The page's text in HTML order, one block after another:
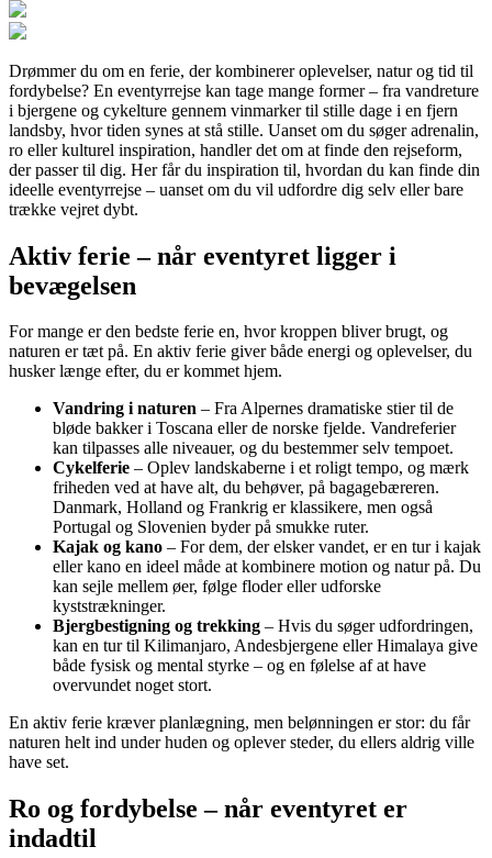
Drømmer du om en ferie, der kombinerer oplevelser, natur og tid til
fordybelse? En eventyrrejse kan tage mange former – fra vandreture
i bjergene og cykelture gennem vinmarker til stille dage i en fjern
landsby, hvor tiden synes at stå stille. Uanset om du søger adrenalin,
ro eller kulturel inspiration, handler det om at finde den rejseform,
der passer til dig. Her får du inspiration til, hvordan du kan finde din
ideelle eventyrrejse – uanset om du vil udfordre dig selv eller bare
trække vejret dybt.
Aktiv ferie – når eventyret ligger i
bevægelsen
For mange er den bedste ferie en, hvor kroppen bliver brugt, og
naturen er tæt på. En aktiv ferie giver både energi og oplevelser, du
husker længe efter, du er kommet hjem.
Vandring i naturen – Fra Alpernes dramatiske stier til de
bløde bakker i Toscana eller de norske fjelde. Vandreferier
kan tilpasses alle niveauer, og du bestemmer selv tempoet.
Cykelferie – Oplev landskaberne i et roligt tempo, og mærk
friheden ved at have alt, du behøver, på bagagebæreren.
Danmark, Holland og Frankrig er klassikere, men også
Portugal og Slovenien byder på smukke ruter.
Kajak og kano – For dem, der elsker vandet, er en tur i kajak
eller kano en ideel måde at kombinere motion og natur på. Du
kan sejle mellem øer, følge floder eller udforske
kyststrækninger.
Bjergbestigning og trekking – Hvis du søger udfordringen,
kan en tur til Kilimanjaro, Andesbjergene eller Himalaya give
både fysisk og mental styrke – og en følelse af at have
overvundet noget stort.
En aktiv ferie kræver planlægning, men belønningen er stor: du får
naturen helt ind under huden og oplever steder, du ellers aldrig ville
have set.
Ro og fordybelse – når eventyret er
indadtil